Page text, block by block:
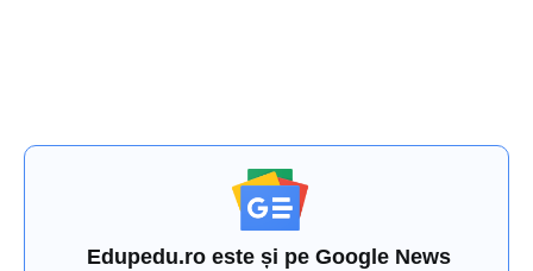
Edupedu.ro este și pe Google News